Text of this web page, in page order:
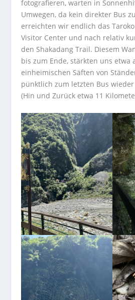
fotografieren, warten in
Umwegen, da kein direkter Bus
erreichten wir endlich das
Visitor Center und nach relativ
den Shakadang Trail. Diesem
bis zum Ende, stärkten uns etwa
einheimischen Säften von
pünktlich zum letzten Bus
(Hin und Zurück etwa 11